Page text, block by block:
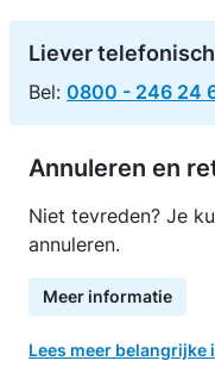
Liever
Bel: 0800 - 246 24
Annuleren en
Niet tevreden? Je
annuleren.
Meer informatie
Lees meer